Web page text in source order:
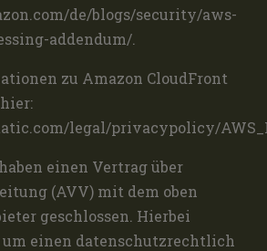
de/blogs/security/aws-
addendum/.
zu Amazon CloudFront
legal/privacypolicy/
einen Vertrag über
(AVV) mit dem oben
geschlossen. Hierbei
einen datenschutzrechtlich